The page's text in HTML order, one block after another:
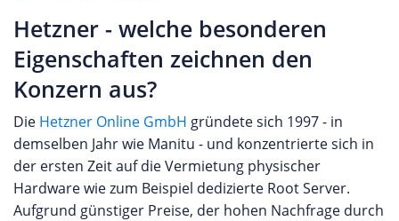
Hetzner - welche besonderen
Eigenschaften zeichnen den
Konzern aus?
Die Hetzner Online GmbH gründete sich 1997 - in
demselben Jahr wie Manitu - und konzentrierte sich in
der ersten Zeit auf die Vermietung physischer
Hardware wie zum Beispiel dedizierte Root Server.
Aufgrund günstiger Preise, der hohen Nachfrage durch